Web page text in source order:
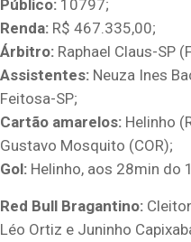
Público: 10797;
Renda: R$ 467.335,00;
Árbitro: Raphael Claus-SP
Assistentes: Neuza Ines
Feitosa-SP;
Cartão amarelos: Helinho
Gustavo Mosquito (COR);
Gol: Helinho, aos 28min do
Red Bull Bragantino:
Léo Ortiz e Juninho